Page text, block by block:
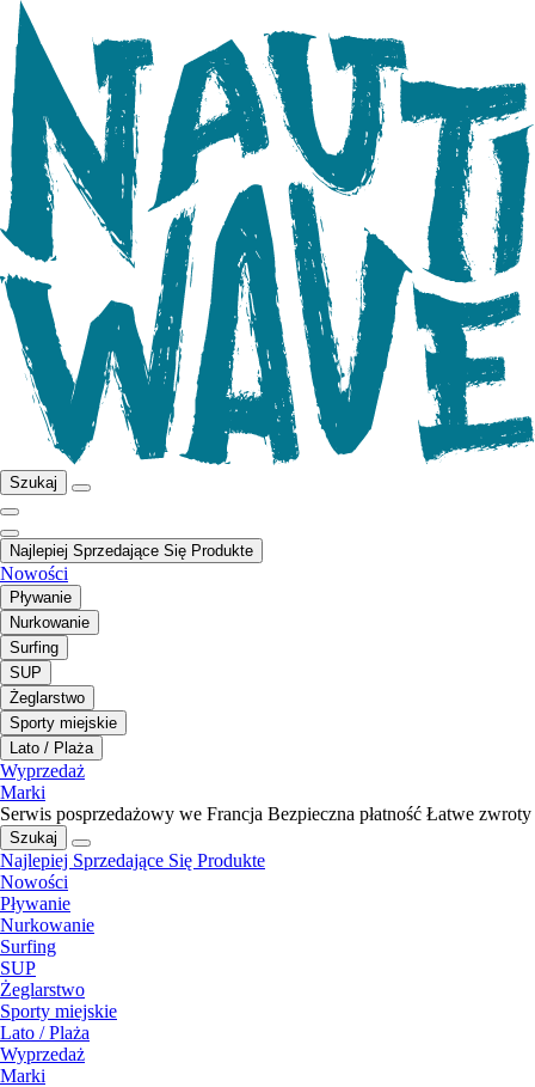
Szukaj
Najlepiej Sprzedające Się Produkte
Nowości
Pływanie
Nurkowanie
Surfing
SUP
Żeglarstwo
Sporty miejskie
Lato / Plaża
Wyprzedaż
Marki
Serwis posprzedażowy we Francja Bezpieczna płatność Łatwe zwroty
Szukaj
Najlepiej Sprzedające Się Produkte
Nowości
Pływanie
Nurkowanie
Surfing
SUP
Żeglarstwo
Sporty miejskie
Lato / Plaża
Wyprzedaż
Marki